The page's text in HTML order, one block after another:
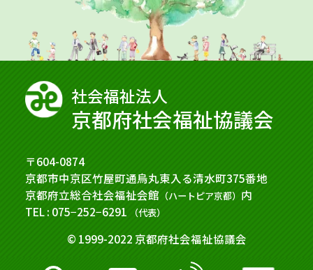
社会福祉法⼈
京都府社会福祉協議会
〒604-0874
京都市中京区竹屋町通烏丸東入る清水町375番地
京都府立総合社会福祉会館 （ハートピア京都） 内
TEL : 075−252−6291
（代表）
© 1999-2022 京都府社会福祉協議会